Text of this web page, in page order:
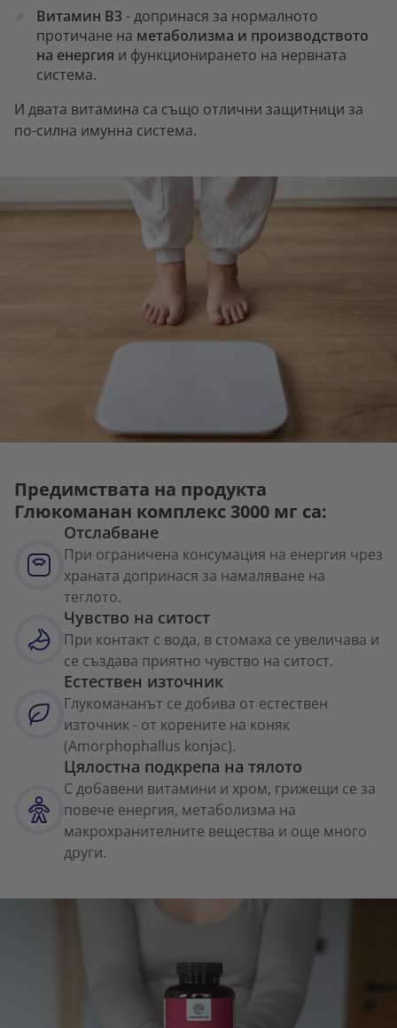
Витамин B3- допринася за нормалното
протичане на метаболизма и производството
на енергия и функционирането на нервната
система.
И двата витамина са също отлични защитници за
по-силна имунна система.
Предимствата на продукта
Глюкоманан комплекс 3000 мг са:
Отслабване
При ограничена консумация на енергия чрез
храната допринася за намаляване на
теглото.
Чувство на ситост
При контакт с вода, в стомаха се увеличава и
се създава приятно чувство на ситост.
Естествен източник
Глукомананът се добива от естествен
източник - от корените на коняк
(Amorphophallus konjac).
Цялостна подкрепа на тялото
С добавени витамини и хром, грижещи се за
повече енергия, метаболизма на
макрохранителните вещества и още много
други.